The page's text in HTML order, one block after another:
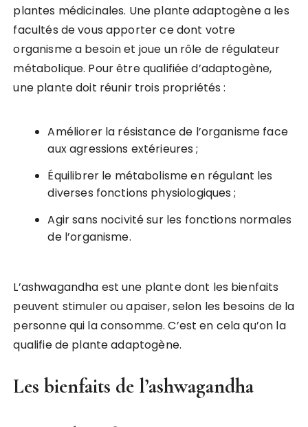
plantes médicinales. Une plante adaptogène a les
facultés de vous apporter ce dont votre
organisme a besoin et joue un rôle de régulateur
métabolique. Pour être qualifiée d’adaptogène,
une plante doit réunir trois propriétés :
Améliorer la résistance de l’organisme face
aux agressions extérieures ;
Équilibrer le métabolisme en régulant les
diverses fonctions physiologiques ;
Agir sans nocivité sur les fonctions normales
de l’organisme.
L’ashwagandha est une plante dont les bienfaits
peuvent stimuler ou apaiser, selon les besoins de la
personne qui la consomme. C’est en cela qu’on la
qualifie de plante adaptogène.
Les bienfaits de l’ashwagandha